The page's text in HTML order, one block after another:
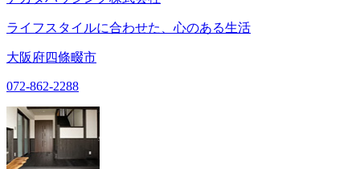
ライフスタイルに合わせた、心のある生活
大阪府四條畷市
072-862-2288